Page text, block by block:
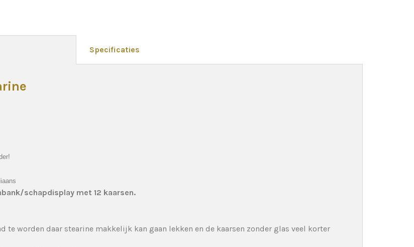
Specificaties
schapdisplay met 12 kaarsen.
te worden daar stearine makkelijk kan gaan lekken en de kaarsen zonder glas veel korter